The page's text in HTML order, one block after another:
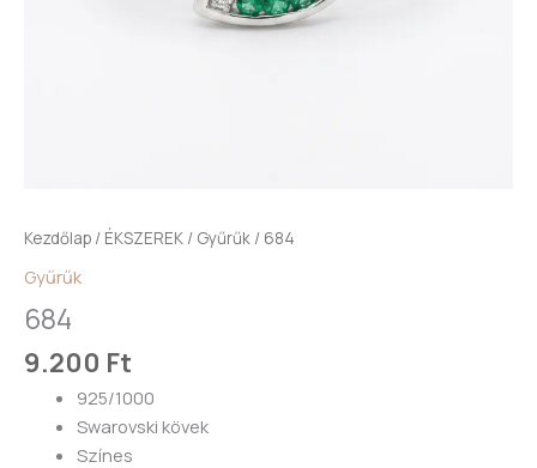
Kezdőlap / ÉKSZEREK / Gyűrűk / 684
Gyűrűk
684
9.200 Ft
925/1000
Swarovski kövek
Színes